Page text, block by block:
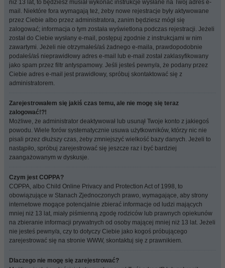
niż 13 lat, to będziesz musiał wykonać instrukcje wysłane na Twój adres e-
mail. Niektóre fora wymagają też, żeby nowe rejestracje były aktywowane
przez Ciebie albo przez administratora, zanim będziesz mógł się
zalogować; informacja o tym została wyświetlona podczas rejestracji. Jeżeli
został do Ciebie wysłany e-mail, postępuj zgodnie z instrukcjami w nim
zawartymi. Jeżeli nie otrzymałeś/aś żadnego e-maila, prawdopodobnie
podałeś/aś nieprawidłowy adres e-mail lub e-mail został zaklasyfikowany
jako spam przez filtr antyspamowy. Jeśli jesteś pewny/a, że podany przez
Ciebie adres e-mail jest prawidłowy, spróbuj skontaktować się z
administratorem.
Zarejestrowałem się jakiś czas temu, ale nie mogę się teraz
zalogować!?!
Możliwe, że administrator deaktywował lub usunął Twoje konto z jakiegoś
powodu. Wiele forów systematycznie usuwa użytkowników, którzy nic nie
pisali przez dłuższy czas, żeby zmniejszyć wielkość bazy danych. Jeżeli to
nastąpiło, spróbuj zarejestrować się jeszcze raz i być bardziej
zaangażowanym w dyskusje.
Czym jest COPPA?
COPPA, albo Child Online Privacy and Protection Act of 1998, to
obowiązujące w Stanach Zjednoczonych prawo, wymagające, aby strony
internetowe mogące potencjalnie zbierać informacje od ludzi mających
mniej niż 13 lat, miały piśmienną zgodę rodziców lub prawnych opiekunów
na zbieranie informacji prywatnych od osoby mającej mniej niż 13 lat. Jeżeli
nie jesteś pewny/a, czy to dotyczy Ciebie jako kogoś próbującego
zarejestrować się na stronie WWW, skontaktuj się z prawnikiem.
Dlaczego nie mogę się zarejestrować?